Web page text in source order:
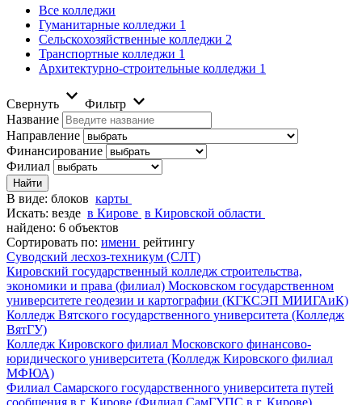
Все колледжи
Гуманитарные колледжи 1
Сельскохозяйственные колледжи 2
Транспортные колледжи 1
Архитектурно-строительные колледжи 1
Свернуть
Фильтр
Название
Направление
Финансирование
Филиал
В виде: блоков карты
Искать: везде в Кирове в Кировской области
найдено: 6 объектов
Сортировать по: имени рейтингу
Суводский лесхоз-техникум (СЛТ)
Кировский государственный колледж строительства,
экономики и права (филиал) Московском государственном
университете геодезии и картографии (КГКСЭП МИИГАиК)
Колледж Вятского государственного университета (Колледж
ВятГУ)
Колледж Кировского филиал Московского финансово-
юридического университета (Колледж Кировского филиал
МФЮА)
Филиал Самарского государственного университета путей
сообщения в г. Кирове (Филиал СамГУПС в г. Кирове)